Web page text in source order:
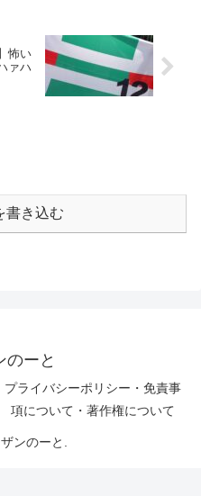
怖い
ァハ
書き込む
のーと
プライバシーポリシー・免責事
項について・著作権について
ンのーと.